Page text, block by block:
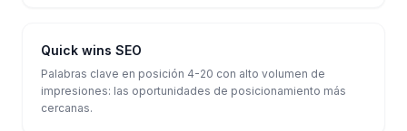
Quick wins SEO
Palabras clave en posición 4-20 con alto volumen de
impresiones: las oportunidades de posicionamiento más
cercanas.